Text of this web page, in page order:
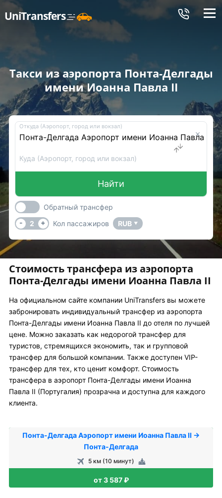
UniTransfers Меню
Такси из аэропорта Понта-Делгады
имени Иоанна Павла II
Откуда (Аэропорт, город или вокзал)
Куда (Аэропорт, город или вокзал)
Найти
Обратный трансфер
-
2 + Кол пассажиров RUB ▼
Стоимость трансфера из аэропорта
Понта-Делгады имени Иоанна Павла II
На официальном сайте компании UniTransfers вы можете
забронировать индивидуальный трансфер из аэропорта
Понта-Делгады имени Иоанна Павла II до отеля по лучшей
цене. Можно заказать как недорогой трансфер для
туристов, стремящихся экономить, так и групповой
трансфер для большой компании. Также доступен VIP-
трансфер для тех, кто ценит комфорт. Стоимость
трансфера в аэропорт Понта-Делгады имени Иоанна
Павла II (Португалия) прозрачна и доступна для каждого
клиента.
Понта-Делгада Аэропорт имени Иоанна Павла II →
Понта-Делгада
5 км (10 минут)
от 3 587 ₽